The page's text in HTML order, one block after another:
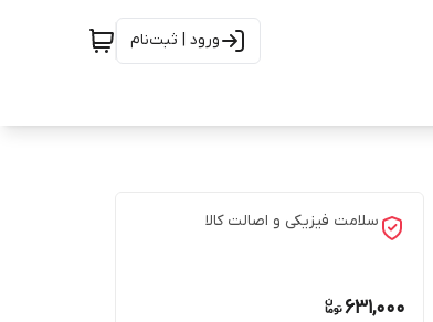
ورود | ثبت‌نام
سلامت فیزیکی و اصالت کالا
631,000